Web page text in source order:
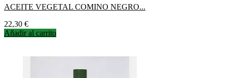
ACEITE VEGETAL COMINO NEGRO...
Precio
22,30 €
Añadir al carrito